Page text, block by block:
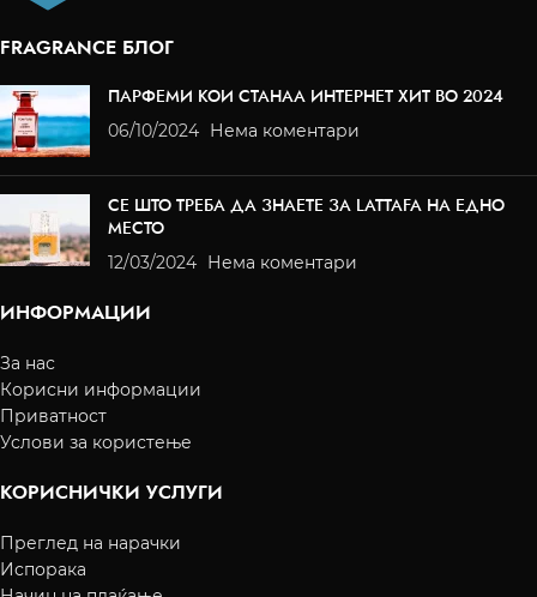
FRAGRANCE БЛОГ
ПАРФЕМИ КОИ СТАНАА ИНТЕРНЕТ ХИТ ВО 2024
06/10/2024 Нема коментари
СЕ ШТО ТРЕБА ДА ЗНАЕТЕ ЗА LATTAFA НА ЕДНО
МЕСТО
12/03/2024 Нема коментари
ИНФОРМАЦИИ
За нас
Корисни информации
Приватност
Услови за користење
КОРИСНИЧКИ УСЛУГИ
Преглед на нарачки
Испорака